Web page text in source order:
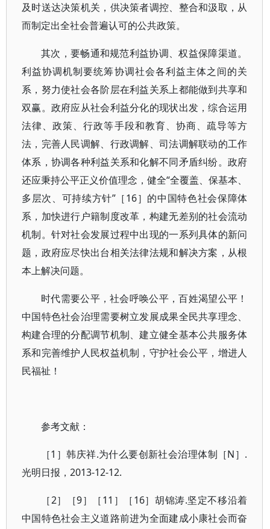
及时送达决策机关，供决策者调控、整合和汲取，从
而制定出全社会普遍认可的公共政策。
其次，要畅通和规范利益协调、权益保障渠道。
利益协调机制要统筹协调社会各利益主体之间的关
系，努力使社会各阶层在利益关系上都能做到共享和
双赢。政府应从社会利益分化的现状出发，综合运用
法律、政策、行政等手段和教育、协商、疏导等方
法，完善人民调解、行政调解、司法调解联动的工作
体系，协调各种利益关系和化解不同矛盾纠纷。政府
还应秉持公平正义价值理念，健全“全覆盖、保基本、
多层次、可持续方针”［16］的中国特色社会保障体
系，加快进行户籍制度改革，构建无差别的社会流动
机制。针对社会发展过程中出现的一系列具体的新问
题，政府应尽快出台相关法律法规和解决方案，从根
本上解决问题。
时代需要公平，社会呼唤公平，百姓渴望公平！
中国特色社会治理需要树立发展成果全民共享理念、
构建合理的分配调节机制、建立健全基本公共服务体
系和完善维护人民权益机制，守护社会公平，增进人
民福祉！
参考文献：
［1］韩庆祥.为什么要创新社会治理体制［N］.
光明日报，2013-12-12.
［2］［9］［11］［16］胡锦涛.坚定不移沿着
中国特色社会主义道路前进为全面建成小康社会而奋